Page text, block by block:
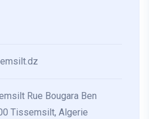
Rue Bougara Ben
Tissemsilt, Algerie